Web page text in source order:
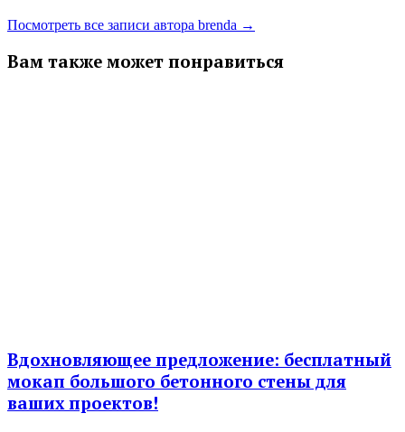
Посмотреть все записи автора brenda →
Вам также может понравиться
Вдохновляющее предложение: бесплатный
мокап большого бетонного стены для
ваших проектов!